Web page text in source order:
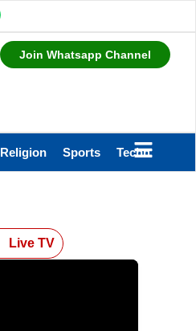
Join Whatsapp Channel
Religion Sports Technology
Live TV